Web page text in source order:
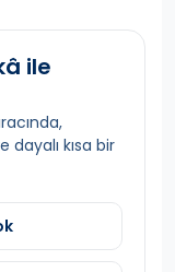
ile
dayalı kısa bir